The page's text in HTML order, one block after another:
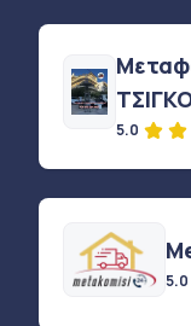
5.0
5.0